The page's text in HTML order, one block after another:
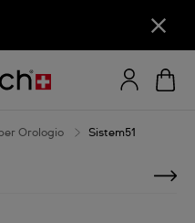
Orologio Sistem51